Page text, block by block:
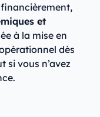
et
à la mise en
dès
si vous n’avez